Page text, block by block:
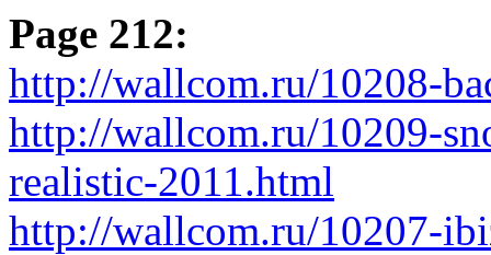
Page 212:
http://wallcom.ru/10208-
http://wallcom.ru/10209-
realistic-2011.html
http://wallcom.ru/10207-